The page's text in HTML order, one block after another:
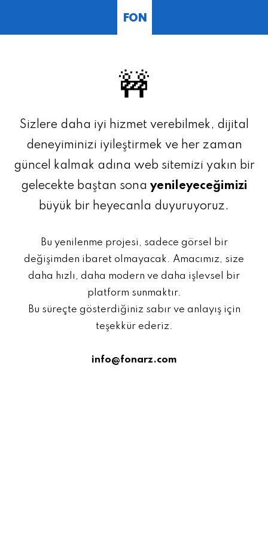
FON
🚧
Sizlere daha iyi hizmet verebilmek, dijital
deneyiminizi iyileştirmek ve her zaman
güncel kalmak adına web sitemizi yakın bir
gelecekte baştan sona yenileyeceğimizi
büyük bir heyecanla duyuruyoruz.
Bu yenilenme projesi, sadece görsel bir
değişimden ibaret olmayacak. Amacımız, size
daha hızlı, daha modern ve daha işlevsel bir
platform sunmaktır.
Bu süreçte gösterdiğiniz sabır ve anlayış için
teşekkür ederiz.
info@fonarz.com